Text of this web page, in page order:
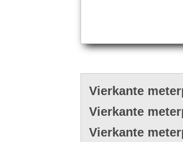
Vierkante
Vierkante
Vierkante